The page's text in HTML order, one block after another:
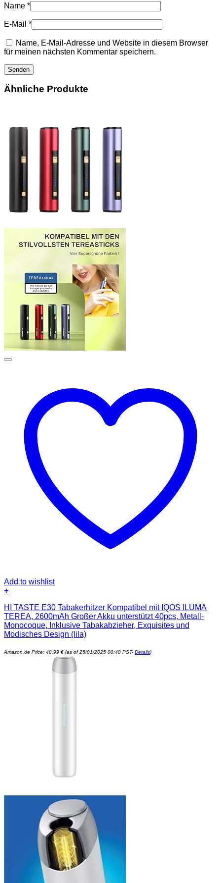
Name *
E-Mail *
Name, E-Mail-Adresse und Website in diesem Browser
für meinen nächsten Kommentar speichern.
Ähnliche Produkte
Add to wishlist
+
HI TASTE E30 Tabakerhitzer Kompatibel mit IQOS ILUMA
TEREA, 2600mAh Großer Akku unterstützt 40pcs, Metall-
Monocoque, Inklusive Tabakabzieher, Exquisites und
Modisches Design (lila)
Amazon.de Price: 48,99 € (as of 25/01/2025 00:48 PST- Details)